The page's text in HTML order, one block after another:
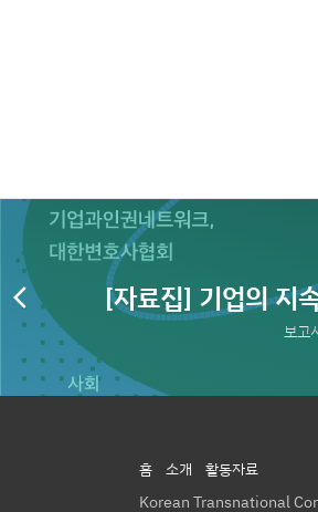
[자료집] 기업의
인권·환경 위
보고
arrow_back_ios
홈 소개
활동자료
Korean Transnational